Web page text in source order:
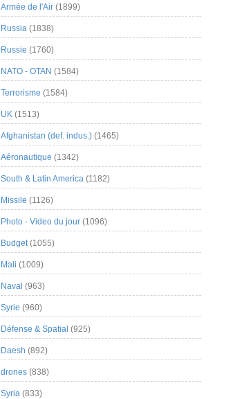
Armée de l'Air (1899)
Russia (1838)
Russie (1760)
NATO - OTAN (1584)
Terrorisme (1584)
UK (1513)
Afghanistan (def. indus.) (1465)
Aéronautique (1342)
South & Latin America (1182)
Missile (1126)
Photo - Video du jour (1096)
Budget(1055)
Mali (1009)
Naval (963)
Syrie (960)
Défense & Spatial (925)
Daesh (892)
drones (838)
Syria (833)